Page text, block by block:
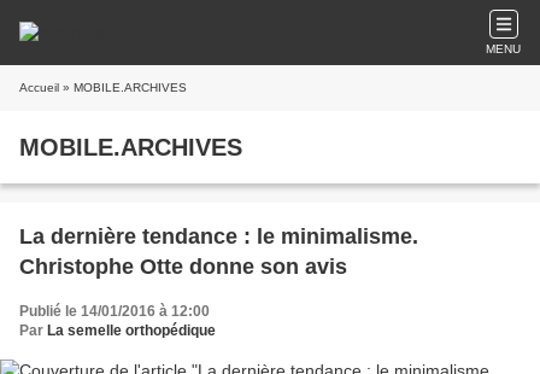
MENU
Accueil » MOBILE.ARCHIVES
MOBILE.ARCHIVES
La dernière tendance : le minimalisme.
Christophe Otte donne son avis
Publié le 14/01/2016 à 12:00
Par La semelle orthopédique